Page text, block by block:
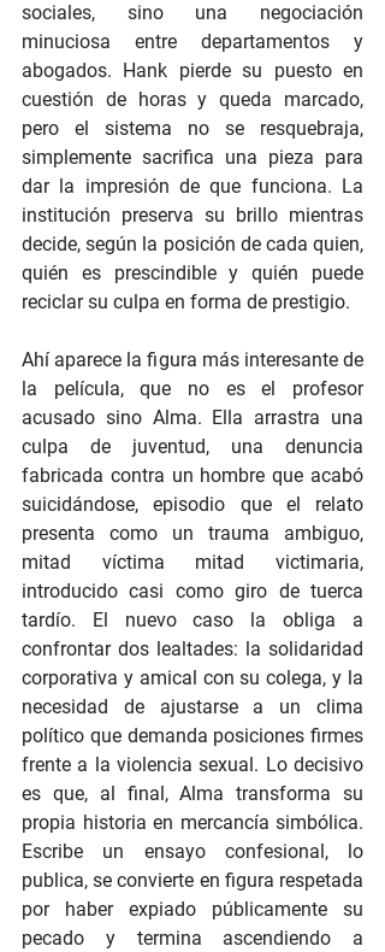
sociales, sino una negociación
minuciosa entre departamentos y
abogados. Hank pierde su puesto en
cuestión de horas y queda marcado,
pero el sistema no se resquebraja,
simplemente sacrifica una pieza para
dar la impresión de que funciona. La
institución preserva su brillo mientras
decide, según la posición de cada quien,
quién es prescindible y quién puede
reciclar su culpa en forma de prestigio.
Ahí aparece la figura más interesante de
la película, que no es el profesor
acusado sino Alma. Ella arrastra una
culpa de juventud, una denuncia
fabricada contra un hombre que acabó
suicidándose, episodio que el relato
presenta como un trauma ambiguo,
mitad víctima mitad victimaria,
introducido casi como giro de tuerca
tardío. El nuevo caso la obliga a
confrontar dos lealtades: la solidaridad
corporativa y amical con su colega, y la
necesidad de ajustarse a un clima
político que demanda posiciones firmes
frente a la violencia sexual. Lo decisivo
es que, al final, Alma transforma su
propia historia en mercancía simbólica.
Escribe un ensayo confesional, lo
publica, se convierte en figura respetada
por haber expiado públicamente su
pecado y termina ascendiendo a